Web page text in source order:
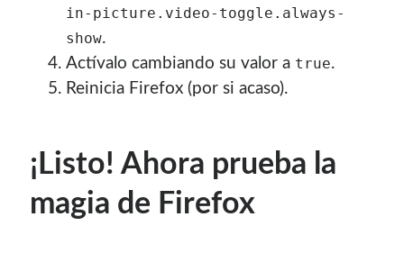
in-picture.video-toggle.always-
show.
Actívalo cambiando su valor a true.
Reinicia Firefox (por si acaso).
¡Listo! Ahora prueba la
magia de Firefox